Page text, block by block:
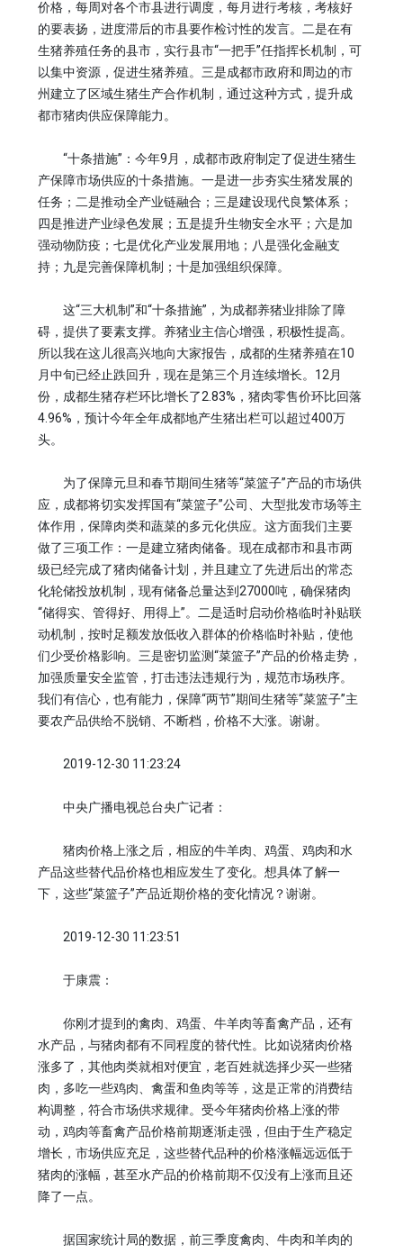
价格，每周对各个市县进行调度，每月进行考核，考核好
的要表扬，进度滞后的市县要作检讨性的发言。二是在有
生猪养殖任务的县市，实行县市“一把手”任指挥长机制，可
以集中资源，促进生猪养殖。三是成都市政府和周边的市
州建立了区域生猪生产合作机制，通过这种方式，提升成
都市猪肉供应保障能力。
“十条措施”：今年9月，成都市政府制定了促进生猪生
产保障市场供应的十条措施。一是进一步夯实生猪发展的
任务；二是推动全产业链融合；三是建设现代良繁体系；
四是推进产业绿色发展；五是提升生物安全水平；六是加
强动物防疫；七是优化产业发展用地；八是强化金融支
持；九是完善保障机制；十是加强组织保障。
这“三大机制”和“十条措施”，为成都养猪业排除了障
碍，提供了要素支撑。养猪业主信心增强，积极性提高。
所以我在这儿很高兴地向大家报告，成都的生猪养殖在10
月中旬已经止跌回升，现在是第三个月连续增长。12月
份，成都生猪存栏环比增长了2.83%，猪肉零售价环比回落
4.96%，预计今年全年成都地产生猪出栏可以超过400万
头。
为了保障元旦和春节期间生猪等“菜篮子”产品的市场供
应，成都将切实发挥国有“菜篮子”公司、大型批发市场等主
体作用，保障肉类和蔬菜的多元化供应。这方面我们主要
做了三项工作：一是建立猪肉储备。现在成都市和县市两
级已经完成了猪肉储备计划，并且建立了先进后出的常态
化轮储投放机制，现有储备总量达到27000吨，确保猪肉
“储得实、管得好、用得上”。二是适时启动价格临时补贴联
动机制，按时足额发放低收入群体的价格临时补贴，使他
们少受价格影响。三是密切监测“菜篮子”产品的价格走势，
加强质量安全监管，打击违法违规行为，规范市场秩序。
我们有信心，也有能力，保障“两节”期间生猪等“菜篮子”主
要农产品供给不脱销、不断档，价格不大涨。谢谢。
2019-12-30 11:23:24
中央广播电视总台央广记者：
猪肉价格上涨之后，相应的牛羊肉、鸡蛋、鸡肉和水
产品这些替代品价格也相应发生了变化。想具体了解一
下，这些“菜篮子”产品近期价格的变化情况？谢谢。
2019-12-30 11:23:51
于康震：
你刚才提到的禽肉、鸡蛋、牛羊肉等畜禽产品，还有
水产品，与猪肉都有不同程度的替代性。比如说猪肉价格
涨多了，其他肉类就相对便宜，老百姓就选择少买一些猪
肉，多吃一些鸡肉、禽蛋和鱼肉等等，这是正常的消费结
构调整，符合市场供求规律。受今年猪肉价格上涨的带
动，鸡肉等畜禽产品价格前期逐渐走强，但由于生产稳定
增长，市场供应充足，这些替代品种的价格涨幅远远低于
猪肉的涨幅，甚至水产品的价格前期不仅没有上涨而且还
降了一点。
据国家统计局的数据，前三季度禽肉、牛肉和羊肉的